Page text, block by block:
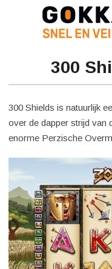
300
300 Shields is natuurlijk
over de dapper strijd van
enorme Perzische